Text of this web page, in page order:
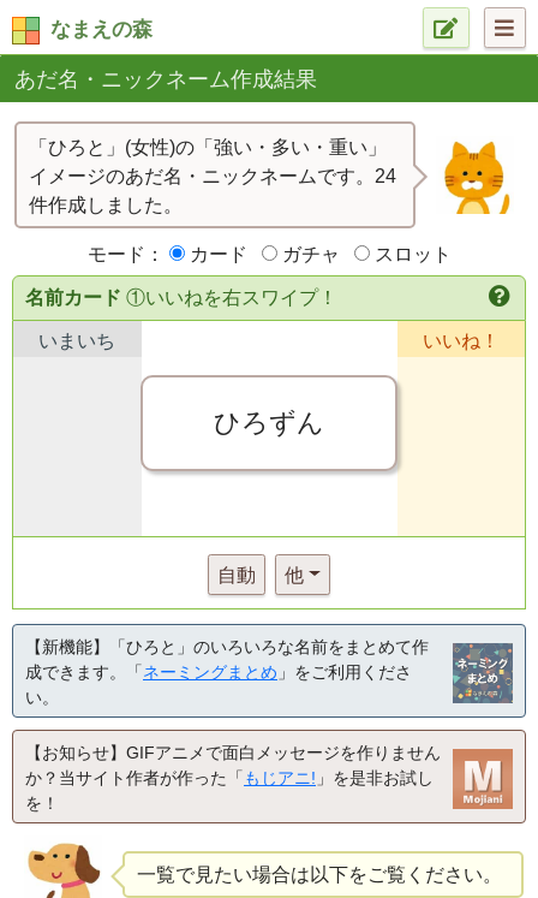
なまえの森
あだ名・ニックネーム作成結果
「ひろと」(女性)の「強い・多い・重い」
イメージのあだ名・ニックネームです。24
件作成しました。
モード： カード ガチャ スロット
名前カード ①いいねを右スワイプ！
いまいち
ひろずん
いいね！
自動 他
【新機能】「ひろと」のいろいろな名前をまとめて作
成できます。「ネーミングまとめ 」をご利用くださ
い。
【お知らせ】GIFアニメで面白メッセージを作りません
か？当サイト作者が作った「 もじアニ! 」を是非お試し
を！
一覧で見たい場合は以下をご覧ください。